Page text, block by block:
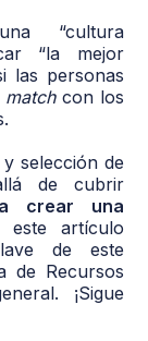
“cultura
“la mejor
las personas
match con los
selección de
de cubrir
crear una
artículo
de este
de Recursos
¡Sigue